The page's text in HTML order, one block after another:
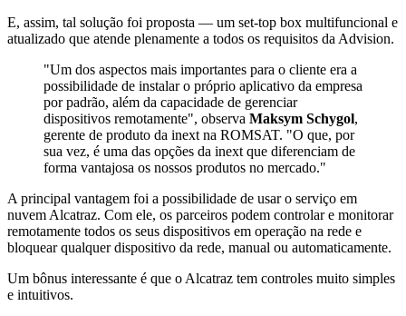
E, assim, tal solução foi proposta — um set-top box multifuncional e
atualizado que atende plenamente a todos os requisitos da Advision.
"Um dos aspectos mais importantes para o cliente era a
possibilidade de instalar o próprio aplicativo da empresa
por padrão, além da capacidade de gerenciar
dispositivos remotamente", observa Maksym Schygol,
gerente de produto da inext na ROMSAT. "O que, por
sua vez, é uma das opções da inext que diferenciam de
forma vantajosa os nossos produtos no mercado."
A principal vantagem foi a possibilidade de usar o serviço em
nuvem Alcatraz. Com ele, os parceiros podem controlar e monitorar
remotamente todos os seus dispositivos em operação na rede e
bloquear qualquer dispositivo da rede, manual ou automaticamente.
Um bônus interessante é que o Alcatraz tem controles muito simples
e intuitivos.